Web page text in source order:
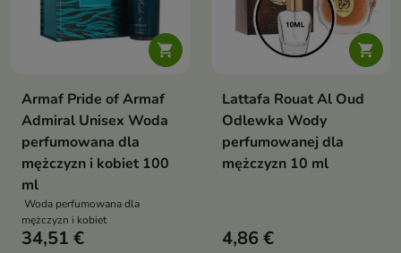

Armaf Pride of Armaf
Admiral Unisex Woda
perfumowana dla
mężczyzn i kobiet 100
ml
Woda perfumowana dla
mężczyzn i kobiet
34,51 €

Lattafa Rouat Al Oud
Odlewka Wody
perfumowanej dla
mężczyzn 10 ml
4,86 €